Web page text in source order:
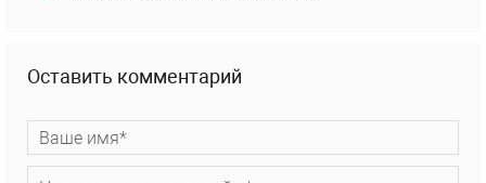
Оставить комментарий